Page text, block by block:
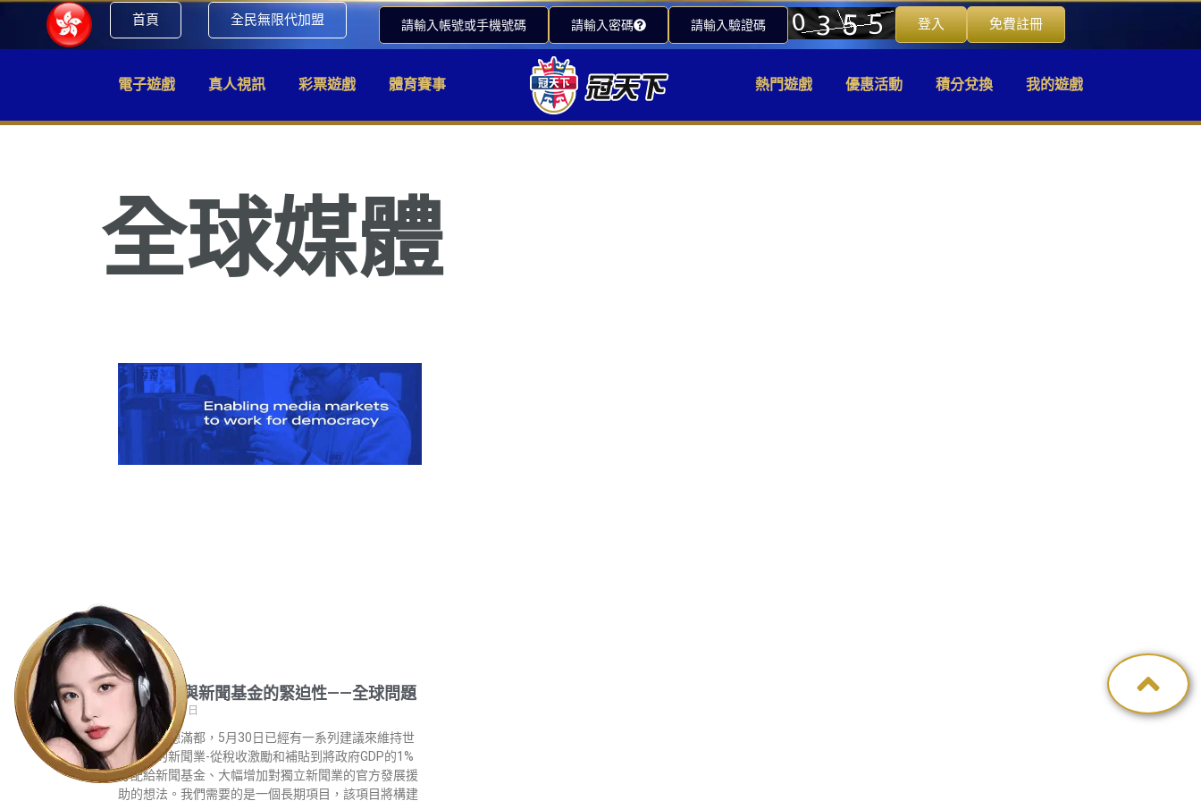
首頁 全民無限代加盟 請輸入帳號或手機號碼 請輸入密碼 請輸入驗證碼 登入 免費註冊
電子遊戲 真人視訊 彩票遊戲 體育賽事 熱門遊戲 優惠活動 積分兌換 我的遊戲
全球媒體
全球媒體與新聞基金的緊迫性——全球問題
2023 年 6 月 1 日
尼泊爾加德滿都，5月30日已經有一系列建議來維持世
界各地的新聞業-從稅收激勵和補貼到將政府GDP的1%
分配給新聞基金、大幅增加對獨立新聞業的官方發展援
助的想法。我們需要的是一個長期項目，該項目將構建